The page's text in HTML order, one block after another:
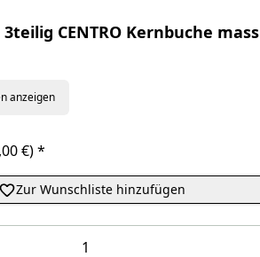
CENTRO Kernbuche
anzeigen
€)*
Zur Wunschliste hinzufügen